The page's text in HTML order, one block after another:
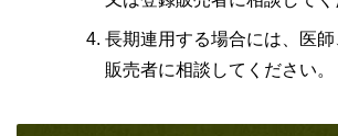
長期連用する場合には、医
販売者に相談してください。